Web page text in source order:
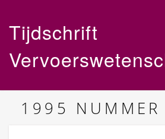
Tijdschrift
1995 NUMMER